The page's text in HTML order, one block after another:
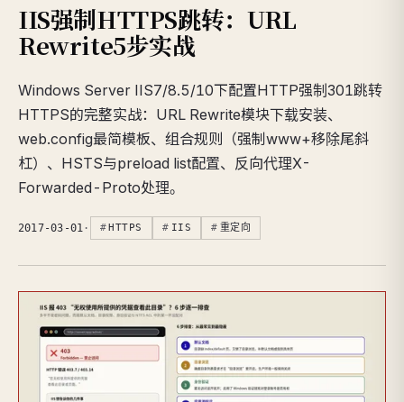
IIS强制HTTPS跳转：URL
Rewrite5步实战
Windows Server IIS7/8.5/10下配置HTTP强制301跳转
HTTPS的完整实战：URL Rewrite模块下载安装、
web.config最简模板、组合规则（强制www+移除尾斜
杠）、HSTS与preload list配置、反向代理X-
Forwarded-Proto处理。
2017-03-01 · HTTPS IIS 重定向